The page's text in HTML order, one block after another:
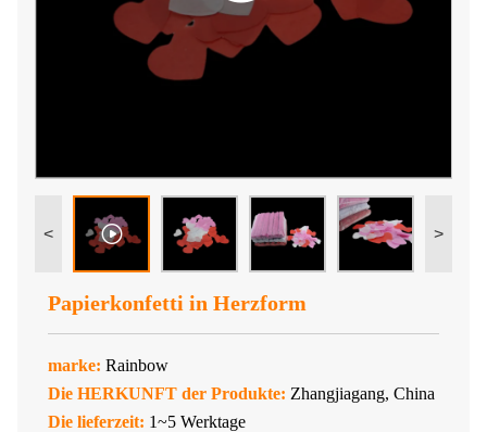
< >
Papierkonfetti in Herzform
marke: Rainbow
Die HERKUNFT der Produkte: Zhangjiagang, China
Die lieferzeit: 1~5 Werktage